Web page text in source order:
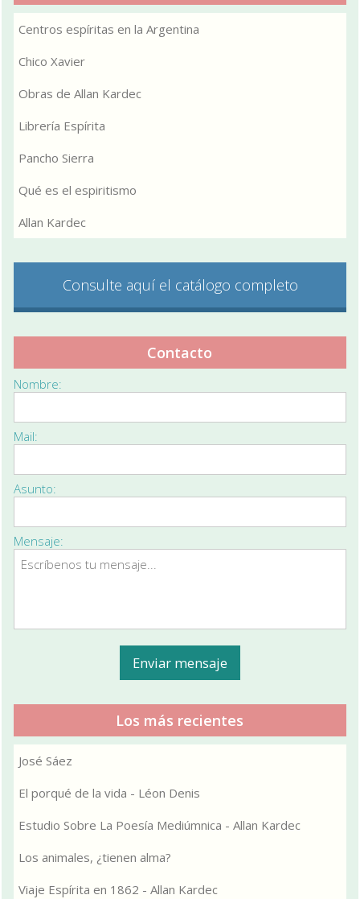
Centros espíritas en la Argentina
Chico Xavier
Obras de Allan Kardec
Librería Espírita
Pancho Sierra
Qué es el espiritismo
Allan Kardec
Consulte aquí el catálogo completo
Contacto
Nombre:
Mail:
Asunto:
Mensaje:
Los más recientes
José Sáez
El porqué de la vida - Léon Denis
Estudio Sobre La Poesía Mediúmnica - Allan Kardec
Los animales, ¿tienen alma?
Viaje Espírita en 1862 - Allan Kardec